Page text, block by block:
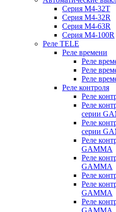
Серия M4-32T
Серия M4-32R
Серия M4-63R
Серия M4-100R
Реле TELE
Реле времени
Реле
Реле
Реле
Реле контроля
Реле
Реле
серии
Реле
серии
Реле
GAMMA
Реле
GAMMA
Реле
Реле
GAMMA
Реле
GAMMA